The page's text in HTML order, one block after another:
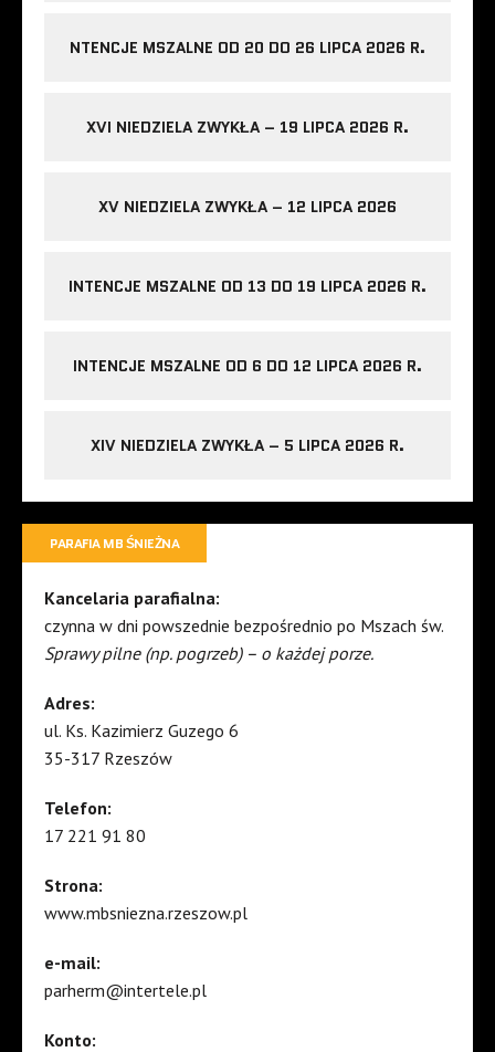
NTENCJE MSZALNE OD 20 DO 26 LIPCA 2026 R.
XVI NIEDZIELA ZWYKŁA – 19 LIPCA 2026 R.
XV NIEDZIELA ZWYKŁA – 12 LIPCA 2026
INTENCJE MSZALNE OD 13 DO 19 LIPCA 2026 R.
INTENCJE MSZALNE OD 6 DO 12 LIPCA 2026 R.
XIV NIEDZIELA ZWYKŁA – 5 LIPCA 2026 R.
PARAFIA MB ŚNIEŻNA
Kancelaria parafialna:
czynna w dni powszednie bezpośrednio po Mszach św.
Sprawy pilne (np. pogrzeb) – o każdej porze.
Adres:
ul. Ks. Kazimierz Guzego 6
35-317 Rzeszów
Telefon:
17 221 91 80
Strona:
www.mbsniezna.rzeszow.pl
e-mail:
parherm@intertele.pl
Konto: